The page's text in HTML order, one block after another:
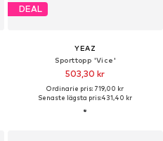
DEAL
YEAZ
Sporttopp 'Vice'
503,30 kr
Ordinarie pris: 719,00 kr
Senaste lägsta pris:431,40 kr